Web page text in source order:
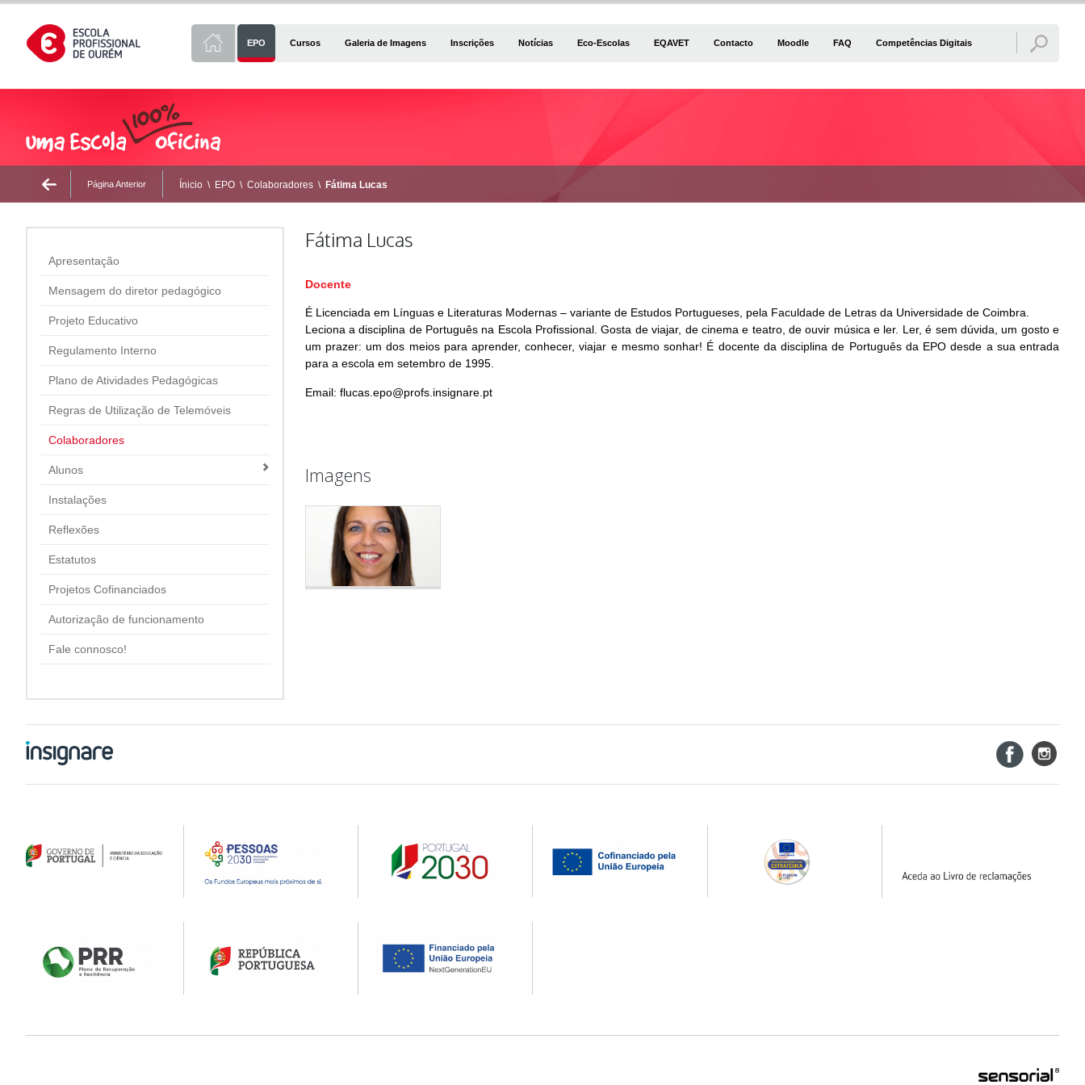
EPO Cursos Galeria de Imagens Inscrições Notícias Eco-Escolas EQAVET Contacto Moodle FAQ Competências Digitais
Página Anterior Ínicio \ EPO \ Colaboradores \ Fátima Lucas
Apresentação
Mensagem do diretor pedagógico
Projeto Educativo
Regulamento Interno
Plano de Atividades Pedagógicas
Regras de Utilização de Telemóveis
Colaboradores
Alunos
Instalações
Reflexões
Estatutos
Projetos Cofinanciados
Autorização de funcionamento
Fale connosco!
Fátima Lucas
Docente
É Licenciada em Línguas e Literaturas Modernas – variante de Estudos Portugueses, pela Faculdade de Letras da Universidade de Coimbra.
Leciona a disciplina de Português na Escola Profissional. Gosta de viajar, de cinema e teatro, de ouvir música e ler. Ler, é sem dúvida, um gosto e
um prazer: um dos meios para aprender, conhecer, viajar e mesmo sonhar! É docente da disciplina de Português da EPO desde a sua entrada
para a escola em setembro de 1995.
Email: flucas.epo@profs.insignare.pt
Imagens